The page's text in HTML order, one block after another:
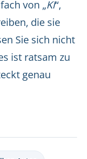
von „KI“,
die sie
Sie sich nicht
ist ratsam zu
genau